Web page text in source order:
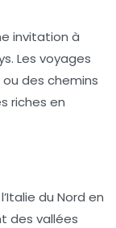
invitation à
Les voyages
des chemins
riches en
du Nord en
des vallées